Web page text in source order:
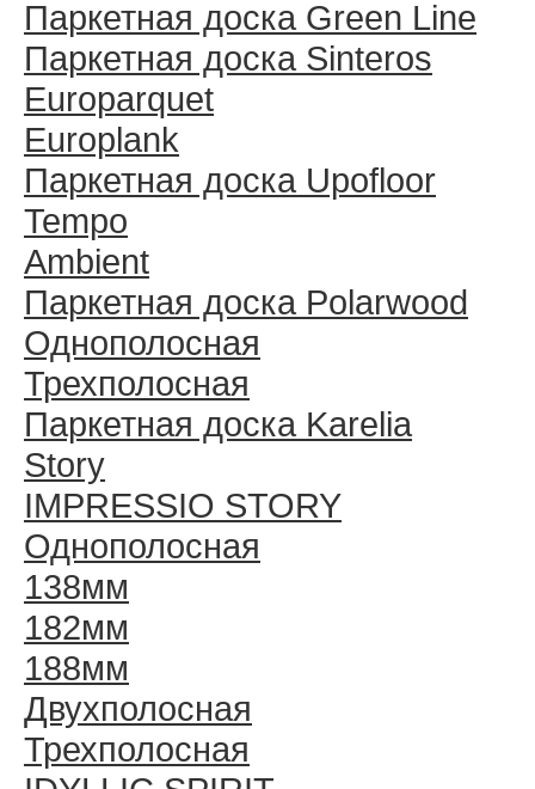
Паркетная доска Green Line
Паркетная доска Sinteros
Europarquet
Europlank
Паркетная доска Upofloor
Tempo
Ambient
Паркетная доска Polarwood
Однополосная
Трехполосная
Паркетная доска Karelia
Story
IMPRESSIO STORY
Однополосная
138мм
182мм
188мм
Двухполосная
Трехполосная